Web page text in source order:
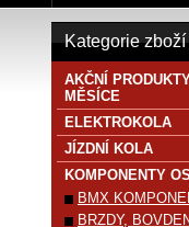
Kategorie zboží
AKČNÍ
MĚSÍCE
ELEKTROKOLA
JÍZDNÍ KOLA
KOMPONENTY
BMX
BRZDY,